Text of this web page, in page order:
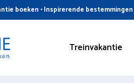
boeken • Inspirerende
Treinvakantie